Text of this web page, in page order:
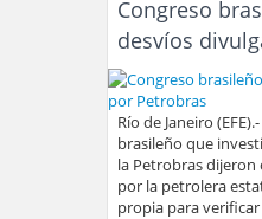
Congreso
desvíos
Río de Janeiro
brasileño que
la Petrobras dijeron
por la petrolera
propia para verificar